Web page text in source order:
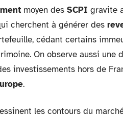
moyen des SCPI gravite
cherchent à générer des
cédant certains
On observe aussi
investissements hors de
.
les contours du